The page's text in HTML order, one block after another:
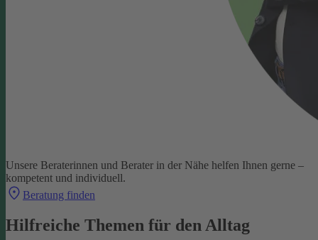
Unsere Beraterinnen und Berater in der Nähe helfen Ihnen gerne –
kompetent und individuell.
Beratung finden
Hilfreiche Themen für den Alltag